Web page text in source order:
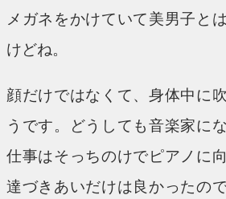
メガネをかけていて美男子と
けどね。
顔だけではなくて、身体中に
うです。どうしても音楽家に
仕事はそっちのけでピアノに
達づきあいだけは良かったの